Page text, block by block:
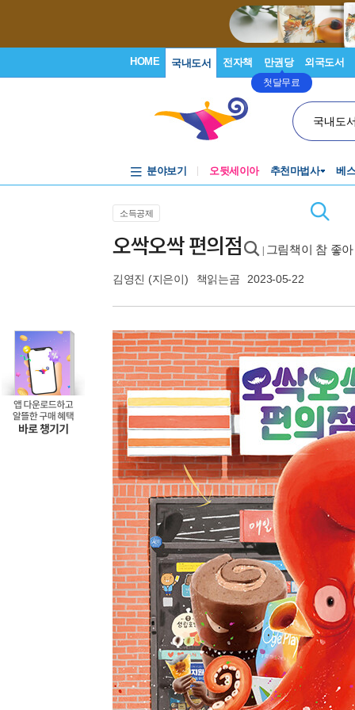
HOME 국내도서 전자책 만권당
첫달무료
외국도서
국내도
분야보기 오뒷세이아 추천마법사 베
소득공제
오싹오싹 편의점 그림책이 참 좋
김영진 (지은이) 책읽는곰 2023-05-22